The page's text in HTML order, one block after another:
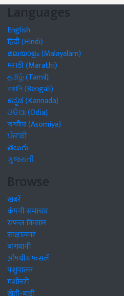
Languages
English
हिंदी (Hindi)
മലയാളം (Malayalam)
मराठी (Marathi)
தமிழ் (Tamil)
বাঙালি (Bengali)
ಕನ್ನಡ (Kannada)
ଓଡିଆ (Odia)
অসমীয়া (Asomiya)
ਪੰਜਾਬੀ
తెలుగు
ગુજરાતી
Browse
खबरें
कंपनी समाचार
सफल किसान
साक्षात्कार
बागवानी
औषधीय फसलें
पशुपालन
मशीनरी